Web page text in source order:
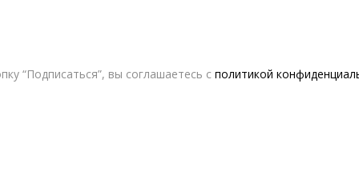
“Подписаться”, вы соглашаетесь с политикой